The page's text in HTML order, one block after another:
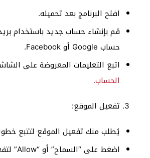
افتح البرنامج بعد تحميله.
قم بإنشاء حساب جديد باستخدام
حساب Google أو Facebook.
اتبع التعليمات المعروضة على
الحساب.
تفعيل الموقع:
يُطلب منك تفعيل الموقع لتتبع
اضغط على “السماح” أو “Allow” لتفعيل الموقع.